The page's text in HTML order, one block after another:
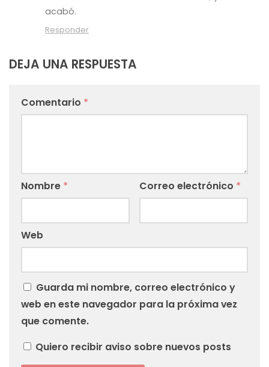
acabó.
Responder
DEJA UNA RESPUESTA
Comentario *
Nombre * Correo electrónico *
Web
Guarda mi nombre, correo electrónico y
web en este navegador para la próxima vez
que comente.
Quiero recibir aviso sobre nuevos posts